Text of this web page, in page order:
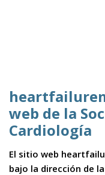
web de la
Cardiología
El sitio web
bajo la dirección de